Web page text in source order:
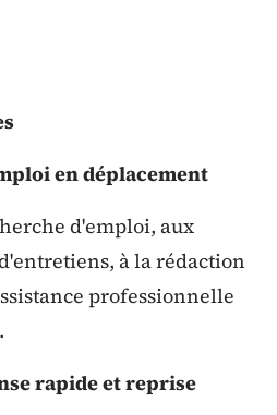
en déplacement
d'emploi, aux
à la rédaction
professionnelle
rapide et reprise